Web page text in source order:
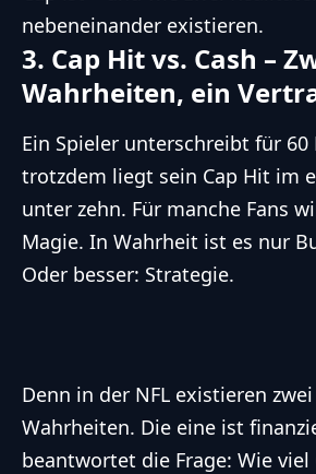
nebeneinander existieren.
3. Cap Hit vs. Cash –
Wahrheiten, ein
Ein Spieler unterschreibt für
trotzdem liegt sein Cap Hit im
unter zehn. Für manche Fans
Magie. In Wahrheit ist es nur
Oder besser: Strategie.
Denn in der NFL existieren
Wahrheiten. Die eine ist
beantwortet die Frage: Wie